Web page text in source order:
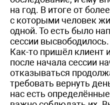
на год. В итоге от
с которыми человек
одной. То есть было
сессии
Как-то пришёл клиент
после начала сессии
отказываться
требовать вернуть
нас есть